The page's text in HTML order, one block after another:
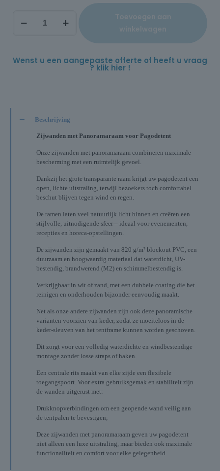
Wenst u een aangepaste offerte of heeft u vraag
? klik hier !
Beschrijving
Zijwanden met Panoramaraam voor Pagodetent
Onze zijwanden met panoramaraam combineren maximale
bescherming met een ruimtelijk gevoel.
Dankzij het grote transparante raam krijgt uw pagodetent een
open, lichte uitstraling, terwijl bezoekers toch comfortabel
beschut blijven tegen wind en regen.
De ramen laten veel natuurlijk licht binnen en creëren een
stijlvolle, uitnodigende sfeer – ideaal voor evenementen,
recepties en horeca-opstellingen.
De zijwanden zijn gemaakt van 820 g/m² blockout PVC, een
duurzaam en hoogwaardig materiaal dat waterdicht, UV-
bestendig, brandwerend (M2) en schimmelbestendig is.
Verkrijgbaar in wit of zand, met een dubbele coating die het
reinigen en onderhouden bijzonder eenvoudig maakt.
Net als onze andere zijwanden zijn ook deze panoramische
varianten voorzien van keder, zodat ze moeiteloos in de
keder-sleuven van het tentframe kunnen worden geschoven.
Dit zorgt voor een volledig waterdichte en windbestendige
montage zonder losse straps of haken.
Een centrale rits maakt van elke zijde een flexibele
toegangspoort. Voor extra gebruiksgemak en stabiliteit zijn
de wanden uitgerust met:
Drukknopverbindingen om een geopende wand veilig aan
de tentpalen te bevestigen;
Deze zijwanden met panoramaraam geven uw pagodetent
niet alleen een luxe uitstraling, maar bieden ook maximale
functionaliteit en comfort voor elke gelegenheid.